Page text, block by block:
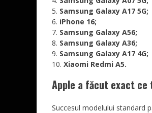
Samsung Galaxy A17 5G;
iPhone 16;
Samsung Galaxy A56;
Samsung Galaxy A36;
Samsung Galaxy A17 4G;
Xiaomi Redmi A5.
Apple a făcut exact ce
Succesul modelului standard